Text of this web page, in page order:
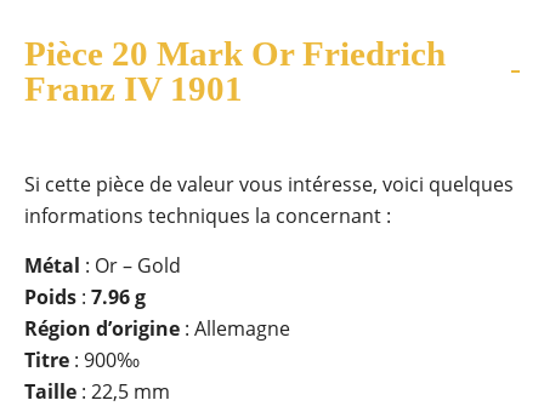
Pièce 20 Mark Or Friedrich
Franz IV 1901
Si cette pièce de valeur vous intéresse, voici quelques
informations techniques la concernant :
Métal : Or – Gold
Poids : 7.96 g
Région d’origine : Allemagne
Titre : 900‰
Taille : 22,5 mm